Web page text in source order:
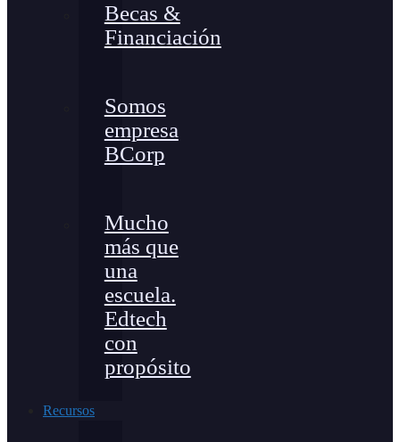
Becas &
Financiación
Somos
empresa
BCorp
Mucho
más que
una
escuela.
Edtech
con
propósito
Recursos